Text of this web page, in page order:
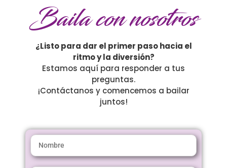
Baila con nosotros
¿Listo para dar el primer paso hacia el
ritmo y la diversión?
Estamos aquí para responder a tus
preguntas.
¡Contáctanos y comencemos a bailar
juntos!